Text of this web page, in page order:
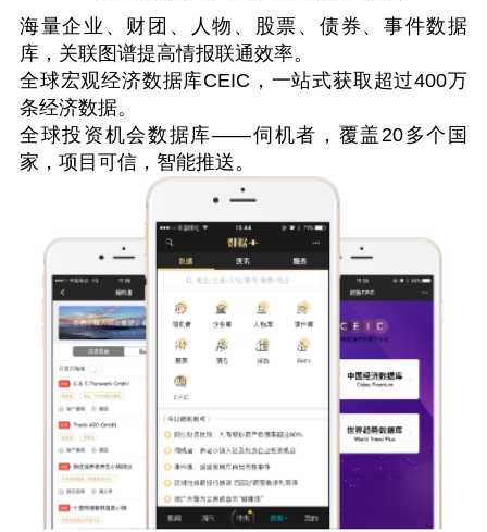
海量企业、财团、人物、股票、债券、事件数据
库，关联图谱提高情报联通效率。
全球宏观经济数据库CEIC，一站式获取超过400万
条经济数据。
全球投资机会数据库——伺机者，覆盖20多个国
家，项目可信，智能推送。